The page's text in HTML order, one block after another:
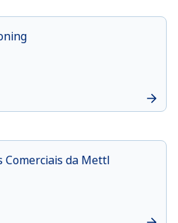
Comerciais da Mettl